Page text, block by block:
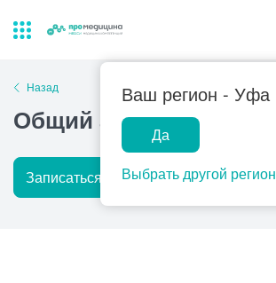
Ваш регион - Уфа
Да
Выбрать другой регион
Лабораторная
диагностика
ПроМедицина
онлайн
Закрыть поиск
Популярные запросы
Прием врача-гинеколога
Назад
Общий анализ крови
Записаться на прием Подробнее